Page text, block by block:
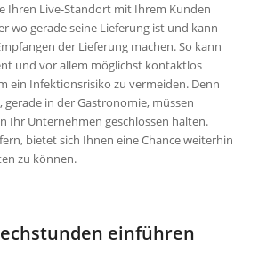
Ihren Live-Standort mit Ihrem Kunden
wo gerade seine Lieferung ist und kann
der Lieferung machen. So kann
und vor allem möglichst kontaktlos
ein Infektionsrisiko zu vermeiden. Denn
in der Gastronomie, müssen
Ihr Unternehmen geschlossen halten.
bietet sich Ihnen eine Chance weiterhin
zu können.
einführen